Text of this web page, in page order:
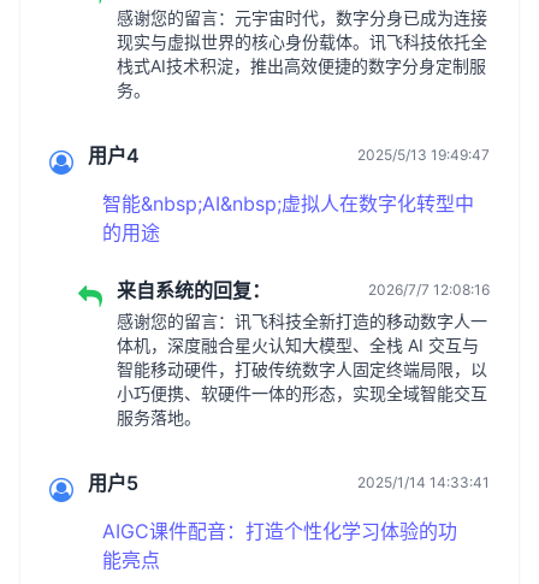
感谢您的留言：元宇宙时代，数字分身已成为连接
现实与虚拟世界的核心身份载体。讯飞科技依托全
栈式AI技术积淀，推出高效便捷的数字分身定制服
务。
用户4 2025/5/13 19:49:47
智能&nbsp;AI&nbsp;虚拟人在数字化转型中
的用途
来自系统的回复： 2026/7/7 12:08:16
感谢您的留言：讯飞科技全新打造的移动数字人一
体机，深度融合星火认知大模型、全栈 AI 交互与
智能移动硬件，打破传统数字人固定终端局限，以
小巧便携、软硬件一体的形态，实现全域智能交互
服务落地。
用户5 2025/1/14 14:33:41
AIGC课件配音：打造个性化学习体验的功
能亮点